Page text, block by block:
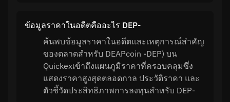
ข้อมูลราคาในอดีตคืออะไร DEP-
ค้นพบข้อมูลราคาในอดีตและเหตุการณ์สำคัญ
ของตลาดสำหรับ DEAPcoin -DEP) บน
Quickexเข้าถึงแผนภูมิราคาที่ครอบคลุมซึ่ง
แสดงราคาสูงสุดตลอดกาล ประวัติราคา และ
ตัวชี้วัดประสิทธิภาพการลงทุนสำหรับ DEP-